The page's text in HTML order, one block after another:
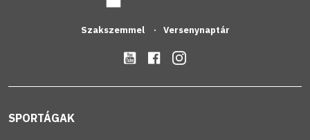
Szakszemmel Versenynaptár
SPORTÁGAK